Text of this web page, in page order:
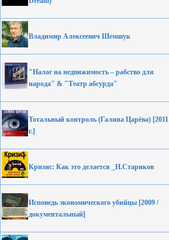
Владимир Алексеевич Шемшук
"Налог на недвижимость – рабство для
народа" & "Театр абсурда"
Тотальный контроль (Галина Царёва) [2011
г.]
Кризис: Как это делается _Н.Стариков
Исповедь экономического убийцы [2009 /
документальный]